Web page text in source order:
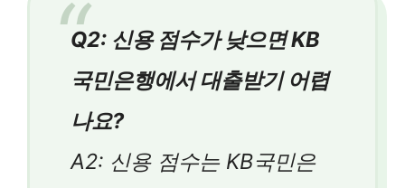
Q2: 신용 점수가 낮으면 KB
국민은행에서 대출받기 어렵
나요?
A2: 신용 점수는 KB국민은